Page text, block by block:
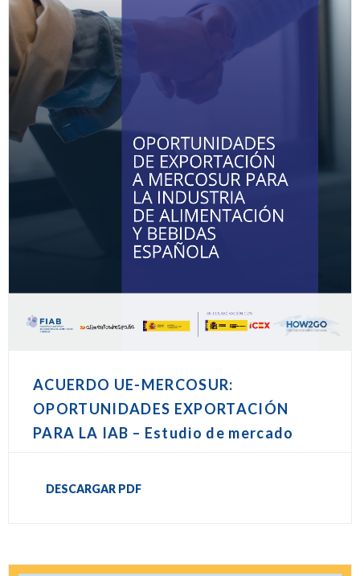
ACUERDO UE-MERCOSUR:
OPORTUNIDADES EXPORTACIÓN
PARA LA IAB – Estudio de mercado
DESCARGAR PDF